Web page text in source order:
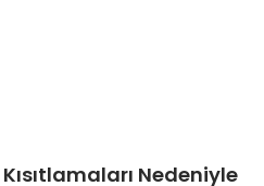
Nedeniyle